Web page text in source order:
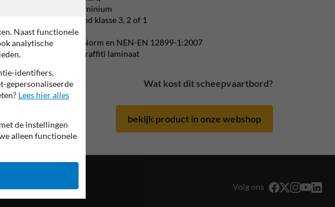
(verkeers)grijs / aluminium
(retro-)reflecterend klasse 3, 2 of 1
afmetingen mogelijk.
conform CE-Norm en NEN-EN 12899-1:2007
van UV-werend anti-graffiti laminaat
Wat kost dit scheepvaartbord?
bekijk product in onze webshop
Volg ons
Naast functionele
analytische
identifiers,
gepersonaliseerde
Lees hier alles
de instellingen
alleen functionele